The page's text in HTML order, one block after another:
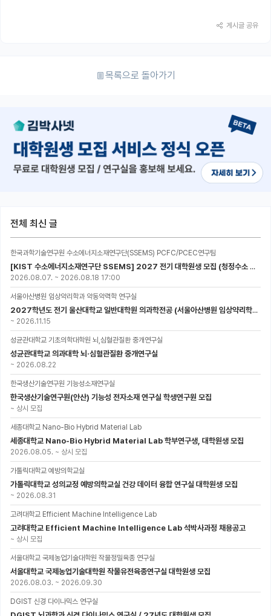
게시글 공유
목록으로 돌아가기
전체 최신 글
한국과학기술연구원 수소에너지소재연구단(SSEMS) PCFC/PCEC연구팀
[KIST 수소에너지소재연구단 SSEMS] 2027 전기 대학원생 모집 (청정수소 생산/활용을 위한 프로톤 세라믹 전지)
2026.08.07. ~ 2026.08.18 17:00
서울아산병원 임상약리학과 약동약력학 연구실
2027학년도 전기 울산대학교 일반대학원 의과학전공 (서울아산병원 임상약리학과 약동약력학 연구실) 대학원생 모집공고
~ 2026.11.15
성균관대학교 기초의학대학원 뇌,심혈관질환 중개연구실
성균관대학교 의과대학 뇌·심혈관질환 중개연구실
~ 2026.08.22
한국생산기술연구원 기능성소재연구실
한국생산기술연구원(안산) 기능성 전자소재 연구실 학생연구원 모집
~ 상시 모집
세종대학교 Nano-Bio Hybrid Material Lab
세종대학교 Nano-Bio Hybrid Material Lab 학부연구생, 대학원생 모집
2026.08.05. ~ 상시 모집
가톨릭대학교 예방의학교실
가톨릭대학교 성의교정 예방의학교실 건강 데이터 융합 연구실 대학원생 모집
~ 2026.08.31
고려대학교 Efficient Machine Intelligence Lab
고려대학교 Efficient Machine Intelligence Lab 석박사과정 채용공고
~ 상시 모집
서울대학교 국제농업기술대학원 작물정밀육종 연구실
서울대학교 국제농업기술대학원 작물유전육종연구실 대학원생 모집
2026.08.03. ~ 2026.09.30
DGIST 신경 다이나믹스 연구실